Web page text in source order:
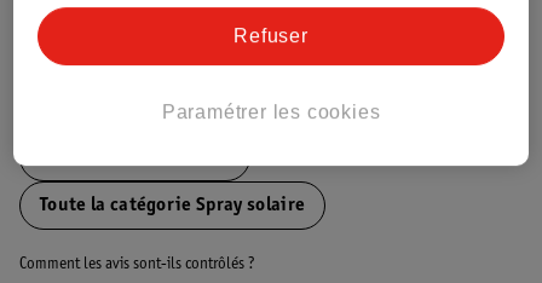
Informations sur la commande et la livraison
Toute la catégorie Spray solaire
Comment les avis sont-ils contrôlés ?
Paramétrer les cookies
Refuser